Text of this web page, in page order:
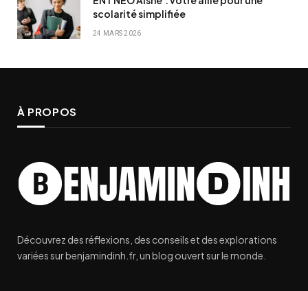
scolarité simplifiée
24 MARS 2026
À PROPOS
Découvrez des réflexions, des conseils et des explorations
variées sur benjamindinh.fr, un blog ouvert sur le monde.